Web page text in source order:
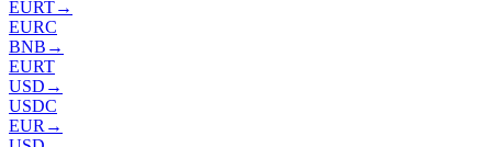
EURT→
EURC
BNB →
EURT
USD →
USDC
EUR →